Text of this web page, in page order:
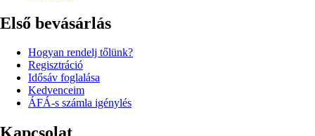
Első bevásárlás
Hogyan rendelj tőlünk?
Regisztráció
Idősáv foglalása
Kedvenceim
ÁFÁ-s számla igénylés